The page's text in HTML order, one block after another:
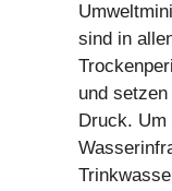
sind in
und
Druck. Um